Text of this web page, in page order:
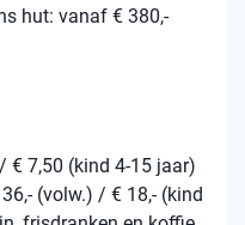
hut: vanaf € 380,-
€ 7,50 (kind 4-15 jaar)
(volw.) / € 18,- (kind